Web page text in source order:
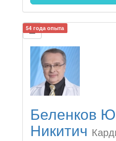
54 года опыта
Беленков
Никитич